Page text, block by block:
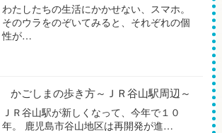
わたしたちの生活にかかせない、スマホ。
そのウラをのぞいてみると、それぞれの個
性が…
かごしまの歩き方～ＪＲ谷山駅周辺～
ＪＲ谷山駅が新しくなって、今年で１０
年。 鹿児島市谷山地区は再開発が進…